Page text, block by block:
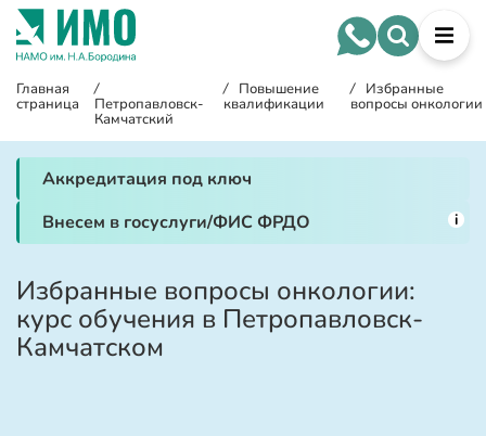
Главная
страница
/
Петропавловск-
Камчатский
/ Повышение
квалификации
/ Избранные
вопросы онкологии
Аккредитация под ключ
Внесем в госуслуги/ФИС ФРДО
i
Избранные вопросы онкологии:
курс обучения в Петропавловск-
Камчатском